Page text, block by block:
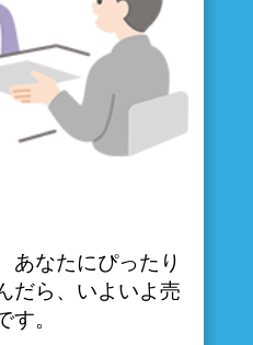
あなたにぴったり
だら、いよいよ売
す。